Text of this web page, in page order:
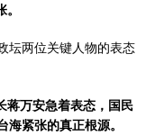
坛两位关键人物的表态
蒋万安急着表态，国民
紧张的真正根源。